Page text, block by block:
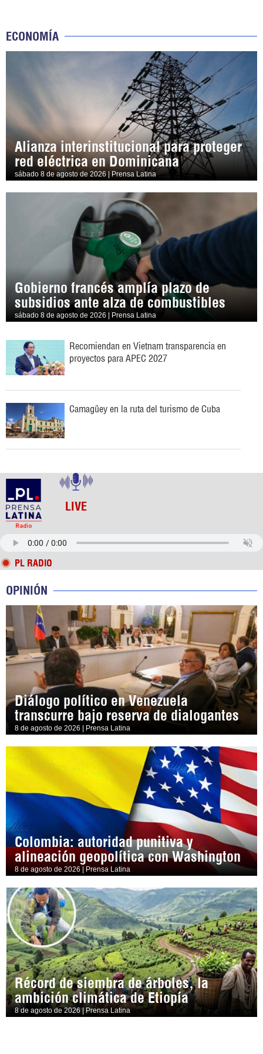
ECONOMÍA
Alianza interinstitucional para proteger
red eléctrica en Dominicana
sábado 8 de agosto de 2026 | Prensa Latina
Gobierno francés amplía plazo de
subsidios ante alza de combustibles
sábado 8 de agosto de 2026 | Prensa Latina
Recomiendan en Vietnam transparencia en
proyectos para APEC 2027
Camagüey en la ruta del turismo de Cuba
LIVE
PL RADIO
OPINIÓN
Diálogo político en Venezuela
transcurre bajo reserva de dialogantes
8 de agosto de 2026 | Prensa Latina
Colombia: autoridad punitiva y
alineación geopolítica con Washington
8 de agosto de 2026 | Prensa Latina
Récord de siembra de árboles, la
ambición climática de Etiopía
8 de agosto de 2026 | Prensa Latina